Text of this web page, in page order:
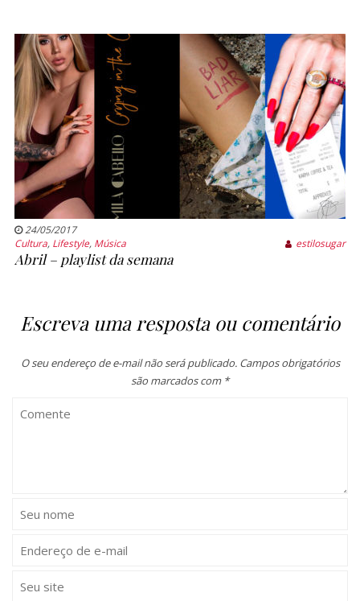
24/05/2017
Cultura, Lifestyle, Música estilosugar
Abril – playlist da semana
Escreva uma resposta ou comentário
O seu endereço de e-mail não será publicado. Campos obrigatórios
são marcados com *